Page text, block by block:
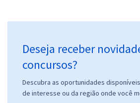
Deseja receber
concursos?
Descubra as oportunidades
de interesse ou da região onde você